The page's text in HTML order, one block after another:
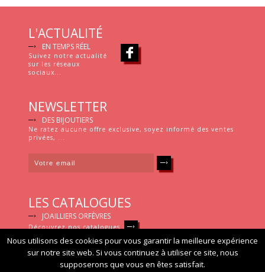
L'ACTUALITÉ
EN TEMPS RÉEL
Suivez notre actualité
sur les réseaux
sociaux...
NEWSLETTER
DES BIJOUTIERS
Ne ratez aucune offre exclusive, soyez informé des ventes
privées, ...
LES CATALOGUES
JOAILLIERS ORFÈVRES
Découvrez nos catalogues
Joailliers Orfèvres © 2015 |Mentions légales|
Nous utilisons des cookies pour vous garantir la meilleure expérience
sur notre site web. Si vous continuez à utiliser ce site, nous
supposerons que vous en êtes satisfait.